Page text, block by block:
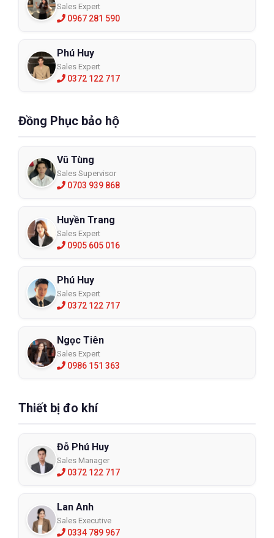
Sales Expert
0967 281 590
Phú Huy
Sales Expert
0372 122 717
Đồng Phục bảo hộ
Vũ Tùng
Sales Supervisor
0703 939 868
Huyền Trang
Sales Expert
0905 605 016
Phú Huy
Sales Expert
0372 122 717
Ngọc Tiên
Sales Expert
0986 151 363
Thiết bị đo khí
Đỗ Phú Huy
Sales Manager
0372 122 717
Lan Anh
Sales Executive
0334 789 967